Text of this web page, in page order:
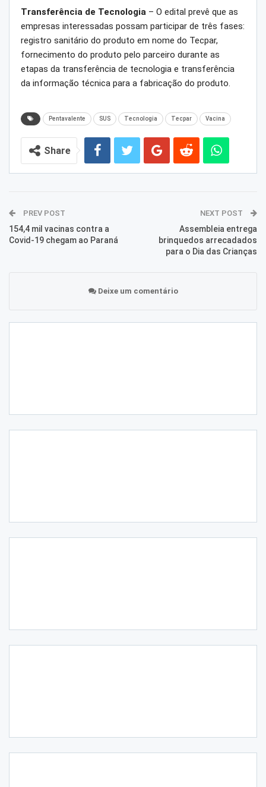
Transferência de Tecnologia – O edital prevê que as
empresas interessadas possam participar de três fases:
registro sanitário do produto em nome do Tecpar,
fornecimento do produto pelo parceiro durante as
etapas da transferência de tecnologia e transferência
da informação técnica para a fabricação do produto.
Pentavalente SUS Tecnologia Tecpar Vacina
Share
PREV POST
154,4 mil vacinas contra a
Covid-19 chegam ao Paraná
NEXT POST
Assembleia entrega
brinquedos arrecadados
para o Dia das Crianças
Deixe um comentário